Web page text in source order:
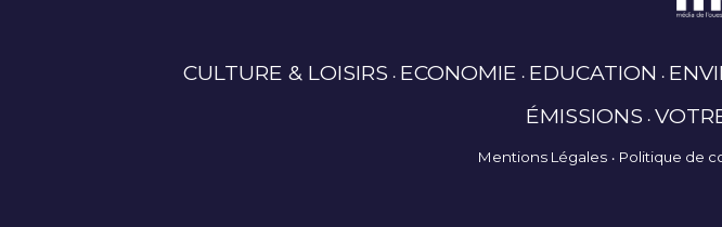
CULTURE & LOISIRS ECONOMIE EDUCATION
ÉMISSIONS
Mentions Légales Politique de